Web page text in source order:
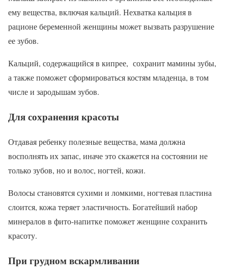
ему вещества, включая кальций. Нехватка кальция в
рационе беременной женщины может вызвать разрушение
ее зубов.
Кальций, содержащийся в кипрее, сохранит мамины зубы,
а также поможет сформироваться костям младенца, в том
числе и зародышам зубов.
Для сохранения красоты
Отдавая ребенку полезные вещества, мама должна
восполнять их запас, иначе это скажется на состоянии не
только зубов, но и волос, ногтей, кожи.
Волосы становятся сухими и ломкими, ногтевая пластина
слоится, кожа теряет эластичность. Богатейший набор
минералов в фито-напитке поможет женщине сохранить
красоту.
При грудном вскармливании